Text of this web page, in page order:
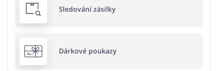
Sledování zásilky
Dárkové poukazy